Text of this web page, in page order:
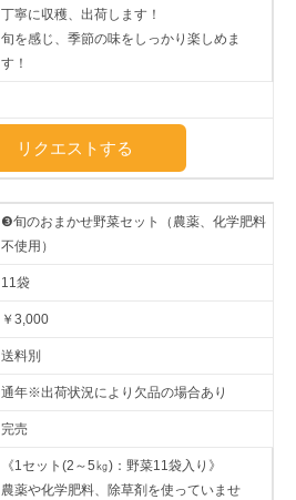
丁寧に収穫、出荷します！
旬を感じ、季節の味をしっかり楽しめま
す！
リクエストする
❸旬のおまかせ野菜セット（農薬、化学肥料
不使用）
11袋
￥3,000
送料別
通年※出荷状況により欠品の場合あり
完売
《1セット(2～5㎏)：野菜11袋入り》
農薬や化学肥料、除草剤を使っていませ